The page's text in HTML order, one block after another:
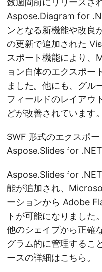
数週間前にリリースさ
Aspose.Diagram for
ンとなる新機能や改良
の更新で追加された
スポート機能により
ョン自体のエクスポー
ました。他にも、グル
フィールドのレイアウ
どが改善されています。
SWF 形式のエクスポ
Aspose.Slides for .NET
Aspose.Slides for
能が追加され、
ーションから Adobe
トが可能になりました
他のシェイプから正確
グラム的に管理するこ
ースの詳細はこちら 。